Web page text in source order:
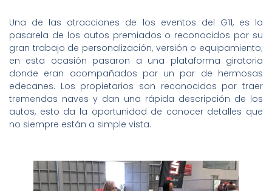
Una de las atracciones de los eventos del G11, es la
pasarela de los autos premiados o reconocidos por su
gran trabajo de personalización, versión o equipamiento;
en esta ocasión pasaron a una plataforma giratoria
donde eran acompañados por un par de hermosas
edecanes. Los propietarios son reconocidos por traer
tremendas naves y dan una rápida descripción de los
autos, esto da la oportunidad de conocer detalles que
no siempre están a simple vista.